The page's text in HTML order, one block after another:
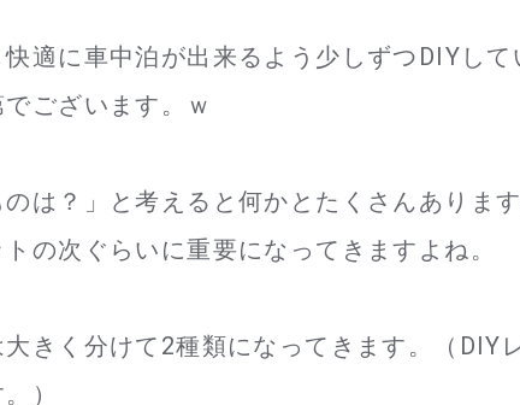
適に車中泊が出来るよう少しずつDIYして
ございます。ｗ
は？」と考えると何かとたくさんあります
の次ぐらいに重要になってきますよね。
きく分けて2種類になってきます。（DIY
）